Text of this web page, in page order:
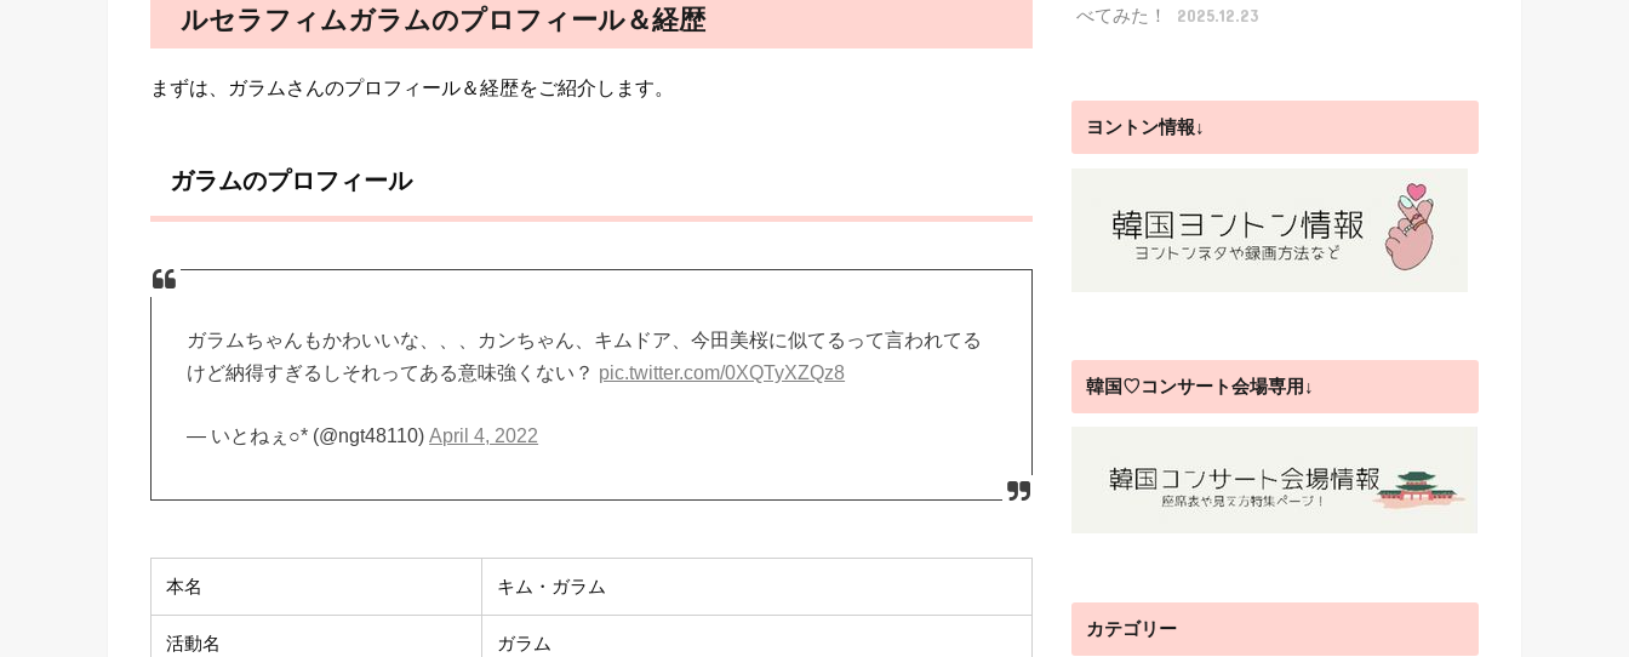
ルセラフィムガラムのプロフィール＆経歴
まずは、ガラムさんのプロフィール＆経歴をご紹介します。
ガラムのプロフィール
ガラムちゃんもかわいいな、、、カンちゃん、キムドア、今田美桜に似てるって言われてる
けど納得すぎるしそれってある意味強くない？ pic.twitter.com/0XQTyXZQz8
— いとねぇ○* (@ngt48110)April 4, 2022
本名 キム・ガラム
活動名 ガラム
べてみた！
2025.12.23
ヨントン情報↓
韓国♡コンサート会場専用↓
カテゴリー